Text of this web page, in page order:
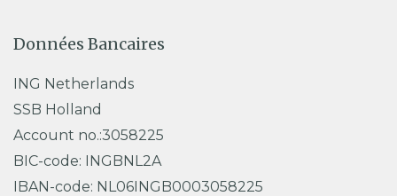
Données Bancaires
ING Netherlands
SSB Holland
Account no.:3058225
BIC-code: INGBNL2A
IBAN-code: NL06INGB0003058225